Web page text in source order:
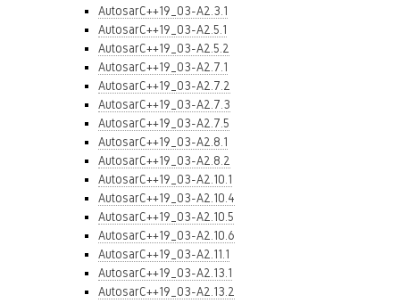
AutosarC++19_03-A2.3.1
AutosarC++19_03-A2.5.1
AutosarC++19_03-A2.5.2
AutosarC++19_03-A2.7.1
AutosarC++19_03-A2.7.2
AutosarC++19_03-A2.7.3
AutosarC++19_03-A2.7.5
AutosarC++19_03-A2.8.1
AutosarC++19_03-A2.8.2
AutosarC++19_03-A2.10.1
AutosarC++19_03-A2.10.4
AutosarC++19_03-A2.10.5
AutosarC++19_03-A2.10.6
AutosarC++19_03-A2.11.1
AutosarC++19_03-A2.13.1
AutosarC++19_03-A2.13.2